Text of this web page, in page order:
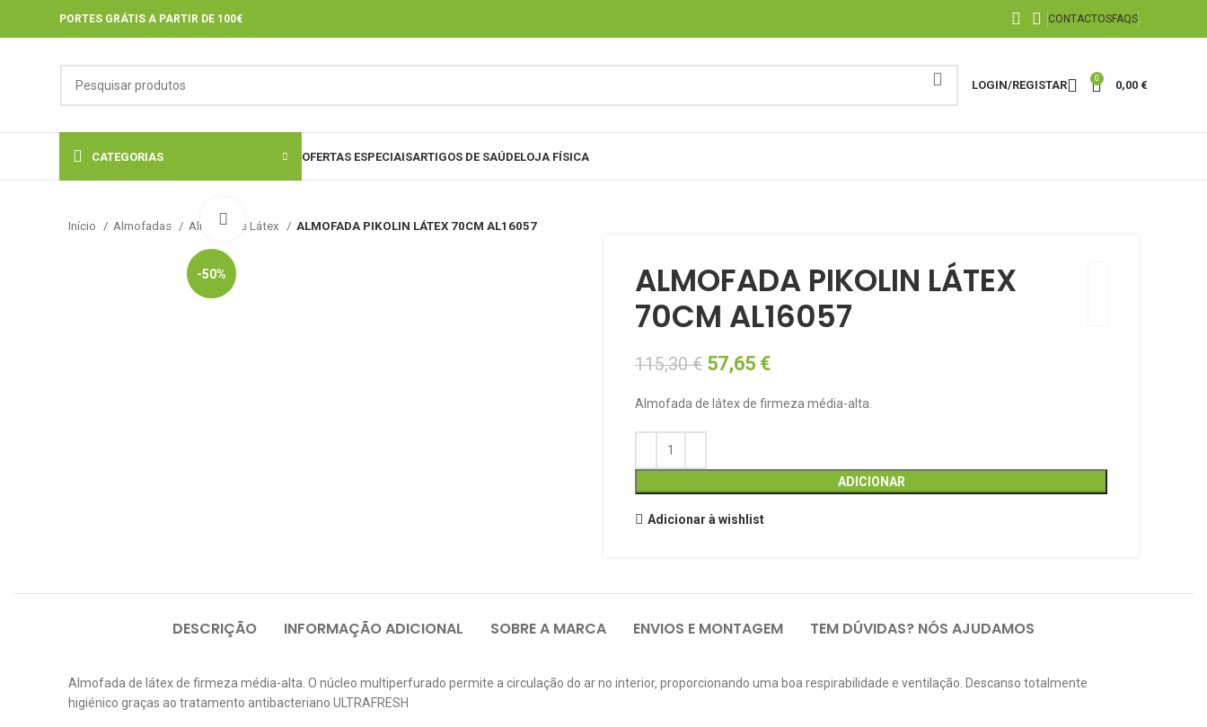
PORTES GRÁTIS A PARTIR DE 100€ CONTACTOSFAQS
LOGIN/REGISTAR
0
0,00 €
CATEGORIAS OFERTAS ESPECIAISARTIGOS DE SAÚDELOJA FÍSICA
Início Almofadas Almofadas Látex ALMOFADA PIKOLIN LÁTEX 70CM AL16057
-50%
Click to enlarge
ALMOFADA PIKOLIN LÁTEX
70CM AL16057
115,30€ 57,65 €
Almofada de látex de firmeza média-alta.
ADICIONAR
Adicionar à wishlist
DESCRIÇÃO INFORMAÇÃO ADICIONAL SOBRE A MARCA ENVIOS E MONTAGEM TEM DÚVIDAS? NÓS AJUDAMOS
Almofada de látex de firmeza média-alta. O núcleo multiperfurado permite a circulação do ar no interior, proporcionando uma boa respirabilidade e ventilação. Descanso totalmente
higiénico graças ao tratamento antibacteriano ULTRAFRESH